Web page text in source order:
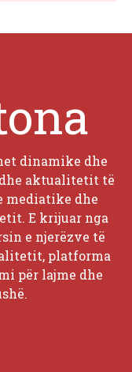
dinamike dhe
aktualitetit të
mediatike dhe
E krijuar nga
e njerëzve të
platforma
për lajme dhe